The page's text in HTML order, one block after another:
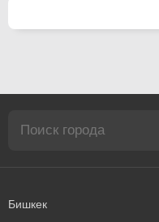
Бишкек